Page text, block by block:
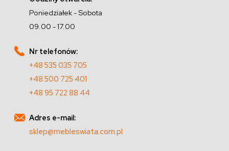
Poniedziałek - Sobota
09.00 - 17.00
Nr telefonów:
+48 535 035 705
+48 500 725 401
+48 95 722 88 44
Adres e-mail:
sklep@mebleswiata.com.pl